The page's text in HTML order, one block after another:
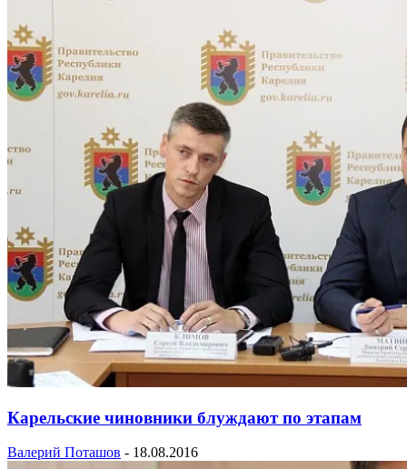
Карельские чиновники блуждают по этапам
Валерий Поташов - 18.08.2016